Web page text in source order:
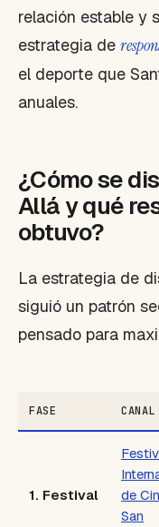
relación estable y
estrategia de
el deporte que
anuales.
¿Cómo se
Allá y qué
obtuvo?
La estrategia de
siguió un patrón
pensado para
FASE CANAL
1. Festival
de
San